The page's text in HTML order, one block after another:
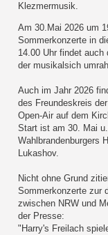
Klezmermusik.
Am 30.Mai 2026 um
Sommerkonzerte in
14.00 Uhr findet auch
der musikalsich
Auch im Jahr 2026
des Freundeskreis
Open-Air auf dem
Start ist am 30. Mai
Wahlbrandenburgers
Lukashov.
Nicht ohne Grund
Sommerkonzerte zur
zwischen NRW und
der Presse:
"Harry's Freilach